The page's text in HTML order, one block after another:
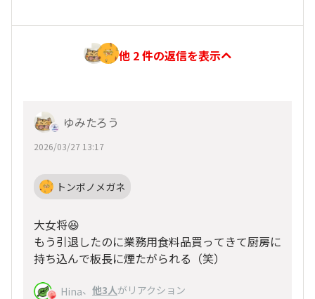
他 2 件の返信を表示
ゆみたろう
2026/03/27 13:17
トンボノメガネ
大女将😆
もう引退したのに業務用食料品買ってきて厨房に
持ち込んで板長に煙たがられる（笑）
Hina、 他3人がリアクション